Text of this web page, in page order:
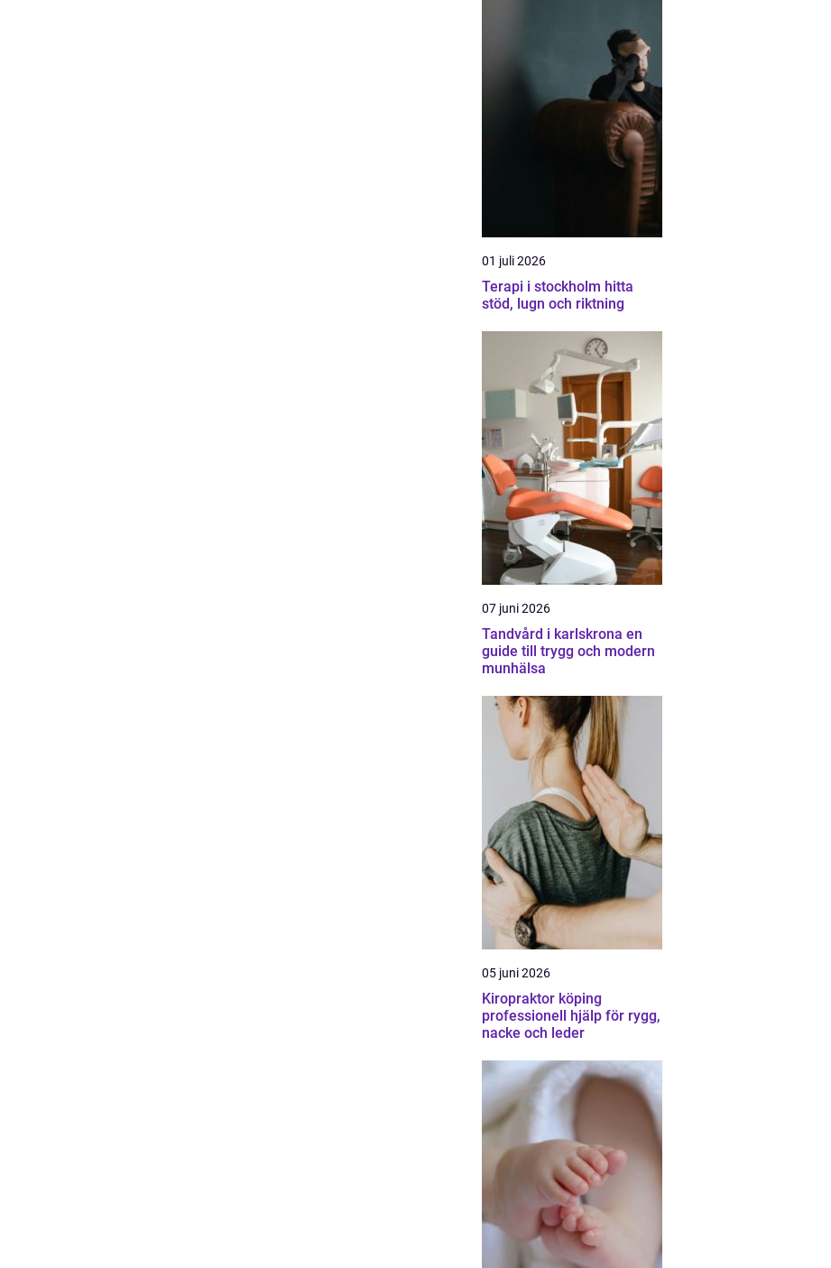
01 juli 2026
Terapi i stockholm hitta
stöd, lugn och riktning
07 juni 2026
Tandvård i karlskrona en
guide till trygg och modern
munhälsa
05 juni 2026
Kiropraktor köping
professionell hjälp för rygg,
nacke och leder